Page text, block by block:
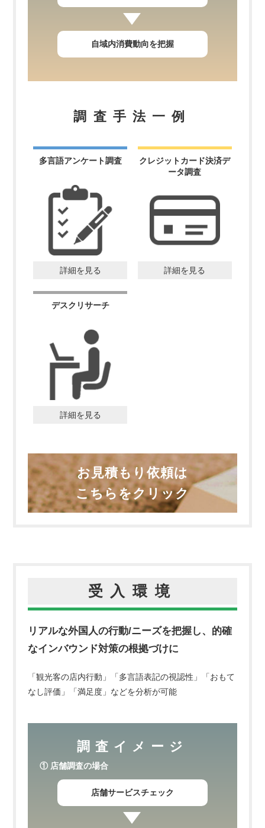
自域内消費動向を把握
調査手法一例
多言語アンケート調査
詳細を見る
クレジットカード決済デ
ータ調査
詳細を見る
デスクリサーチ
詳細を見る
お見積もり依頼は
こちらをクリック
受入環境
リアルな外国人の行動/ニーズを把握し、的確
なインバウンド対策の根拠づけに
「観光客の店内行動」「多言語表記の視認性」「おもて
なし評価」「満足度」などを分析が可能
調査イメージ
① 店舗調査の場合
店舗サービスチェック